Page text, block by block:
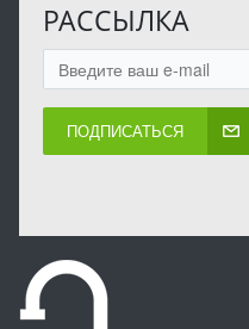
РАССЫЛКА
ПОДПИСАТЬСЯ